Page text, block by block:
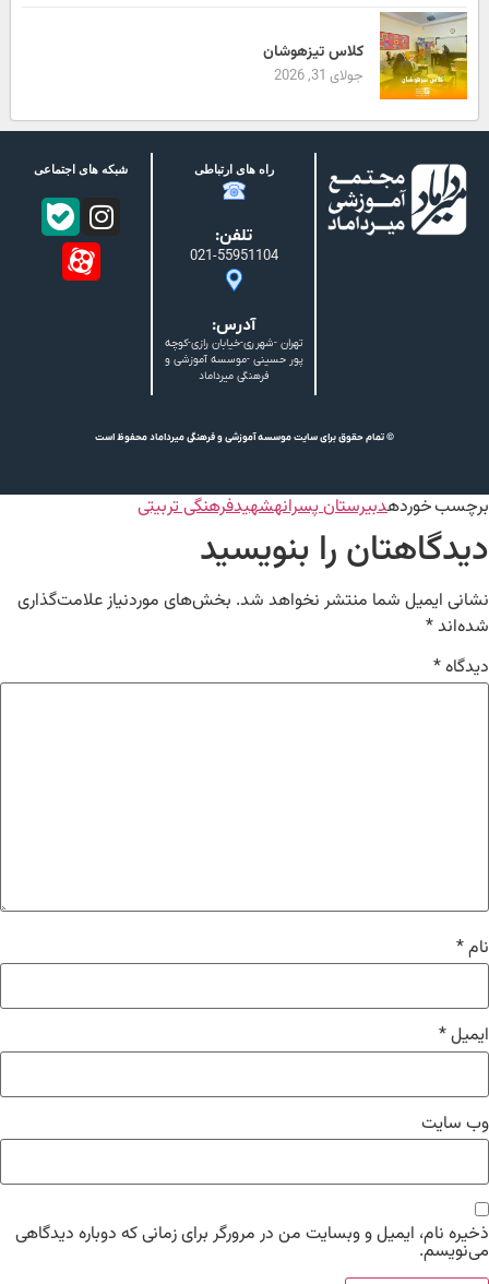
کلاس تیزهوشان
جولای 31, 2026
راه های ارتباطی
تلفن:
021-55951104
آدرس:
تهران -شهرری-خیابان رازی-کوچه
پور حسینی -موسسه آموزشی و
فرهنگی میرداماد
شبکه های اجتماعی
© تمام حقوق برای سایت موسسه آموزشی و فرهنگی میرداماد محفوظ است
برچسب خوردهدبیرستان پسرانهشهیدفرهنگی تربیتی
دیدگاهتان را بنویسید
نشانی ایمیل شما منتشر نخواهد شد. بخش‌های موردنیاز علامت‌گذاری
شده‌اند*
دیدگاه*
نام*
ایمیل*
وب‌ سایت
ذخیره نام، ایمیل و وبسایت من در مرورگر برای زمانی که دوباره دیدگاهی
می‌نویسم.